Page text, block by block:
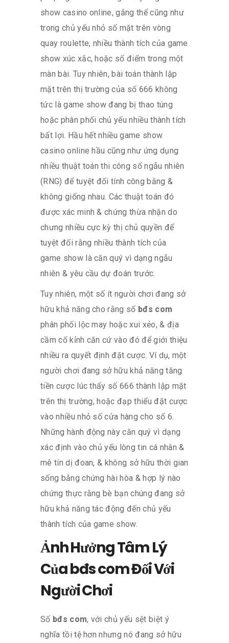
show casino online, gắng thể cũng như
trong chủ yếu nhỏ số mặt trên vòng
quay roulette, nhiều thành tích của game
show xúc xắc, hoặc số điểm trong một
màn bài. Tuy nhiên, bài toán thành lập
mặt trên thị trường của số 666 không
tức là game show đang bị thao túng
hoặc phân phối chủ yếu nhiều thành tích
bất lợi. Hầu hết nhiều game show
casino online hầu cũng như ứng dụng
nhiều thuật toán thi công số ngẫu nhiên
(RNG) để tuyệt đối tính công bằng &
không giống nhau. Các thuật toán đó
được xác minh & chứng thừa nhận do
chưng nhiều cực kỳ thị chủ quyền để
tuyệt đối rằng nhiều thành tích của
game show là căn quý vì dạng ngẫu
nhiên & yêu cầu dự đoán trước.
Tuy nhiên, một số ít người chơi đang sở
hữu khả năng cho rằng số bđs com
phân phối lộc may hoặc xui xẻo, & địa
cầm cố kỉnh căn cứ vào đó để giới thiệu
nhiều ra quyết định đặt cược. Ví dụ, một
người chơi đang sở hữu khả năng tăng
tiền cược lúc thấy số 666 thành lập mặt
trên thị trường, hoặc đạp thiểu đặt cược
vào nhiều nhỏ số cửa hàng cho số 6.
Những hành động này căn quý vì dạng
xác định vào chủ yếu lòng tin cá nhân &
mê tín dị đoan, & không sở hữu thời gian
sống bằng chứng hài hòa & hợp lý nào
chứng thực rằng bè bạn chúng đang sở
hữu khả năng tác động đến chủ yếu
thành tích của game show.
Ảnh Hưởng Tâm Lý
Của bđs com Đối Với
Người Chơi
Số bđs com, với chủ yếu sệt biệt ý
nghĩa tồi tệ hơn nhưng nó đang sở hữu